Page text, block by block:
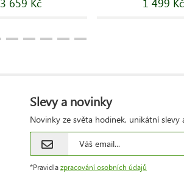
Slevy a novinky
Novinky ze světa hodinek, unikátní slevy
*Pravidla zpracování osobních údajů